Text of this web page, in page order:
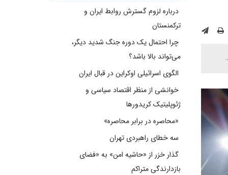
درباره لزوم گسترش روابط ایران و
ترکمنستان
چرا احتمال یک دوره جنگ شدید دیگر،
می‌تواند بالا باشد؟
الگوی اسرائیلی اوکراین در قبال ایران
خوانشی از منظر اقتصاد سیاسی و
ژئوپلیتیک کریدورها
«محاصره در برابر محاصره»
سه خطای راهبردی تهران
گذار خزر از «حاشیه امن» به «فضای
بازدارندگی متراکم